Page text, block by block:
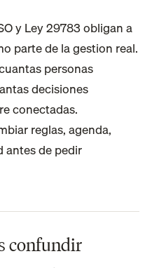
y Ley 29783 obligan a
parte de la gestion real.
personas
decisiones
conectadas.
reglas, agenda,
antes de pedir
confundir